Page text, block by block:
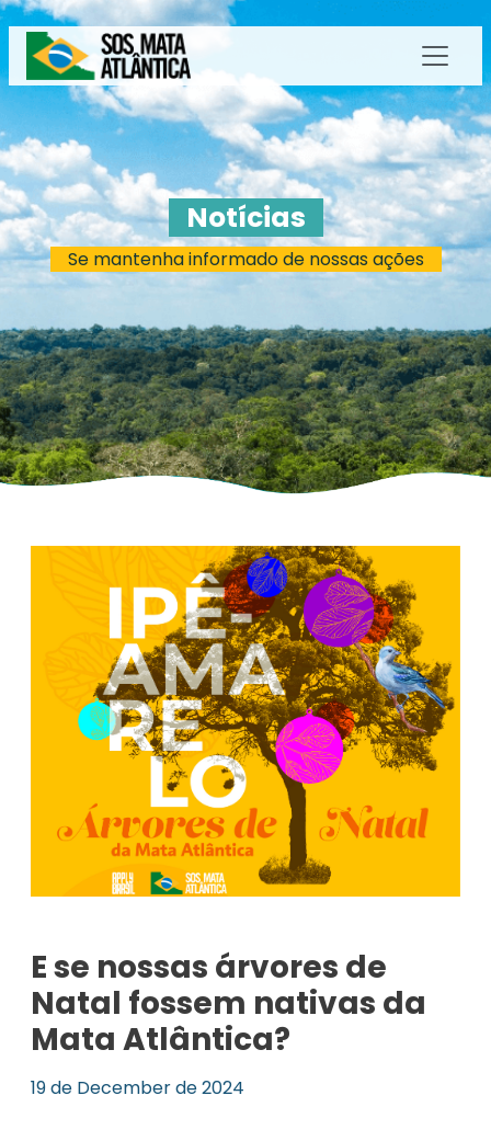
Notícias
Se mantenha informado de nossas ações
E se nossas árvores de
Natal fossem nativas da
Mata Atlântica?
19 de December de 2024